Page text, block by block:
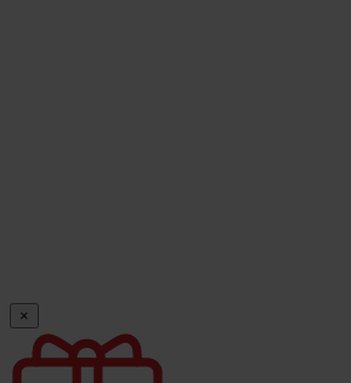
×